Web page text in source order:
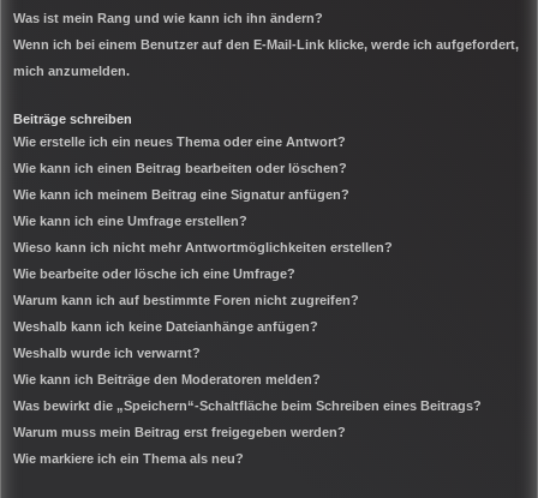
Was ist mein Rang und wie kann ich ihn ändern?
Wenn ich bei einem Benutzer auf den E-Mail-Link klicke, werde ich aufgefordert,
mich anzumelden.
Beiträge schreiben
Wie erstelle ich ein neues Thema oder eine Antwort?
Wie kann ich einen Beitrag bearbeiten oder löschen?
Wie kann ich meinem Beitrag eine Signatur anfügen?
Wie kann ich eine Umfrage erstellen?
Wieso kann ich nicht mehr Antwortmöglichkeiten erstellen?
Wie bearbeite oder lösche ich eine Umfrage?
Warum kann ich auf bestimmte Foren nicht zugreifen?
Weshalb kann ich keine Dateianhänge anfügen?
Weshalb wurde ich verwarnt?
Wie kann ich Beiträge den Moderatoren melden?
Was bewirkt die „Speichern“-Schaltfläche beim Schreiben eines Beitrags?
Warum muss mein Beitrag erst freigegeben werden?
Wie markiere ich ein Thema als neu?